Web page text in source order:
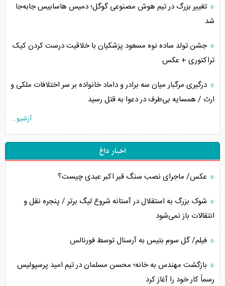
تغییر بزرگ در تیم هوش مصنوعی گوگل؛ دمیس هاسابیس جابه‌جا
شد
جشن تولد ساده نوه مسعود پزشکیان با خلاقیت درست کردن کیک
تراکتوری + عکس
درگیری مرگبار میان سه برادر و داماد خانواده بر سر اختلافات ملکی و
ارث / همسایه بی‌طرف در دعوا به قتل رسید
آرشیو...
اخبار داغ
عکس/ ماجرای نصب سنگ قبر اکبر عبدی چیست؟
شوک بزرگ به استقلال در آستانه شروع لیگ برتر / پنجره نقل و
انتقالات باز نمی‌شود
فیلم/ گل سوم بتیس به آرسنال توسط فورنالس
بازگشت مهندس به خانه؛ محسن مسلمان در تیم امید پرسپولیس
رسماً کار خود را آغاز کرد